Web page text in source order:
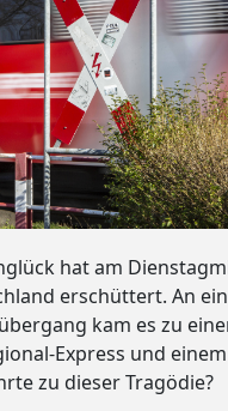
hat am
erschüttert. An
kam es zu
Express und
zu dieser Tragödie?